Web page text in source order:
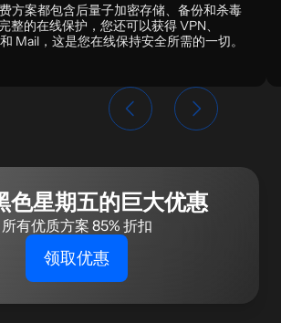
方案都包含后量子加密存储、备份和杀毒
整的在线保护，您还可以获得 VPN、
Mail，这是您在线保持安全所需的一切。
色星期五的巨大优惠
所有优质方案 85% 折扣
领取优惠